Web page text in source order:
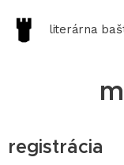
literárna
registrácia